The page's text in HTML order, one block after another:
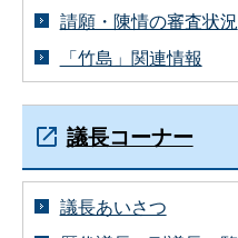
請願・陳情の審査状況
「竹島」関連情報
議長コーナー
議長あいさつ